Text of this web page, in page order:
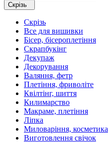
Скрізь
Скрізь
Все для вишивки
Бісер, бісероплетіння
Скрапбукінг
Декупаж
Декорування
Валяння, фетр
Плетіння, фриволіте
Квілтінг, шиття
Килимарство
Макраме, плетіння
Ліпка
Миловаріння, косметика
Виготовлення свічок